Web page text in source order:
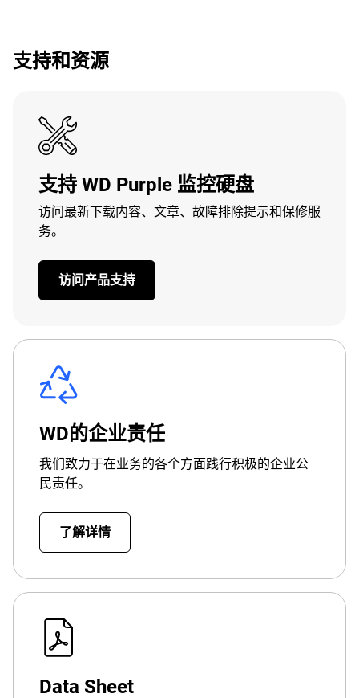
支持和资源
支持 WD Purple 监控硬盘
访问最新下载内容、文章、故障排除提示和保修服
务。
访问产品支持
WD的企业责任
我们致力于在业务的各个方面践行积极的企业公
民责任。
了解详情
Data Sheet